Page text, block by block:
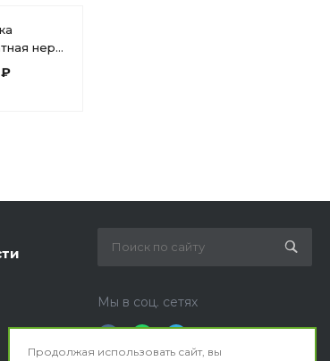
нерж
240
Мы в соц. сетях
Продолжая использовать сайт, вы